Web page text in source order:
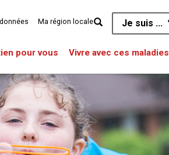
Je suis ...
pour vous Vivre avec ces maladies
Ma région locale